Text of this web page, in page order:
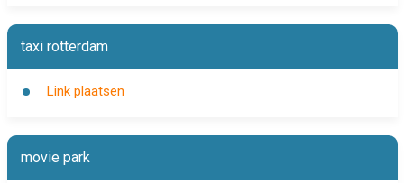
taxi rotterdam
Link plaatsen
movie park